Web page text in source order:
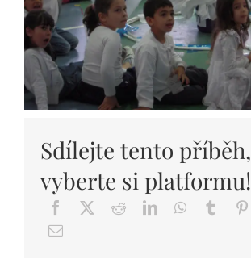
DARY
Sdílejte tento příběh,
vyberte si platformu!